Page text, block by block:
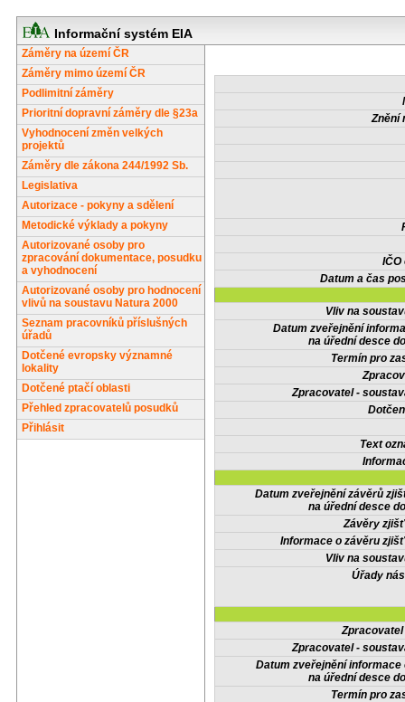
Informační systém EIA
Záměry na území ČR
Záměry mimo území ČR
Podlimitní záměry
Prioritní dopravní záměry dle §23a
Vyhodnocení změn velkých
projektů
Záměry dle zákona 244/1992 Sb.
Legislativa
Autorizace - pokyny a sdělení
Metodické výklady a pokyny
Autorizované osoby pro
zpracování dokumentace, posudku
a vyhodnocení
Autorizované osoby pro hodnocení
vlivů na soustavu Natura 2000
Seznam pracovníků příslušných
úřadů
Dotčené evropsky významné
lokality
Dotčené ptačí oblasti
Přehled zpracovatelů posudků
Přihlásit
Znění
IČO
Datum a čas
Vliv na
Datum zveřejnění
na úřední desce
Termín pro
Zpracovatel -
Text
Datum zveřejnění závěrů
na úřední desce
Závěry
Informace o závěru
Vliv na
Úřady
Zpracovatel -
Datum zveřejnění informace
na úřední desce
Termín pro